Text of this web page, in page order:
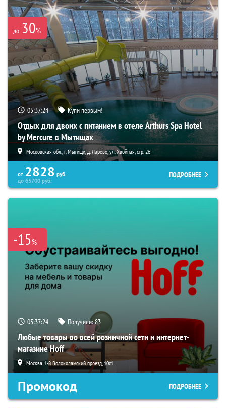
до 30%
05:37:23 Купи первым!
Отдых для двоих с питанием в отеле Arthurs Spa Hotel
by Mercure в Мытищах
Московская обл., г. Мытищи, д. Ларево, ул. Хвойная, стр. 26
от 2828 руб.
до65700руб.
ПОДРОБНЕЕ
-15%
05:37:23 Получили:83
Любые товары во всей розничной сети и интернет-
магазине Hoff
Москва, 1-й Волоколамский проезд, 10с1
Промокод ПОДРОБНЕЕ